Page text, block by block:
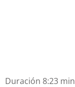
Duración 8:23 min